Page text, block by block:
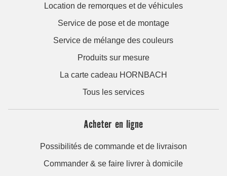
Location de remorques et de véhicules
Service de pose et de montage
Service de mélange des couleurs
Produits sur mesure
La carte cadeau HORNBACH
Tous les services
Acheter en ligne
Possibilités de commande et de livraison
Commander & se faire livrer à domicile